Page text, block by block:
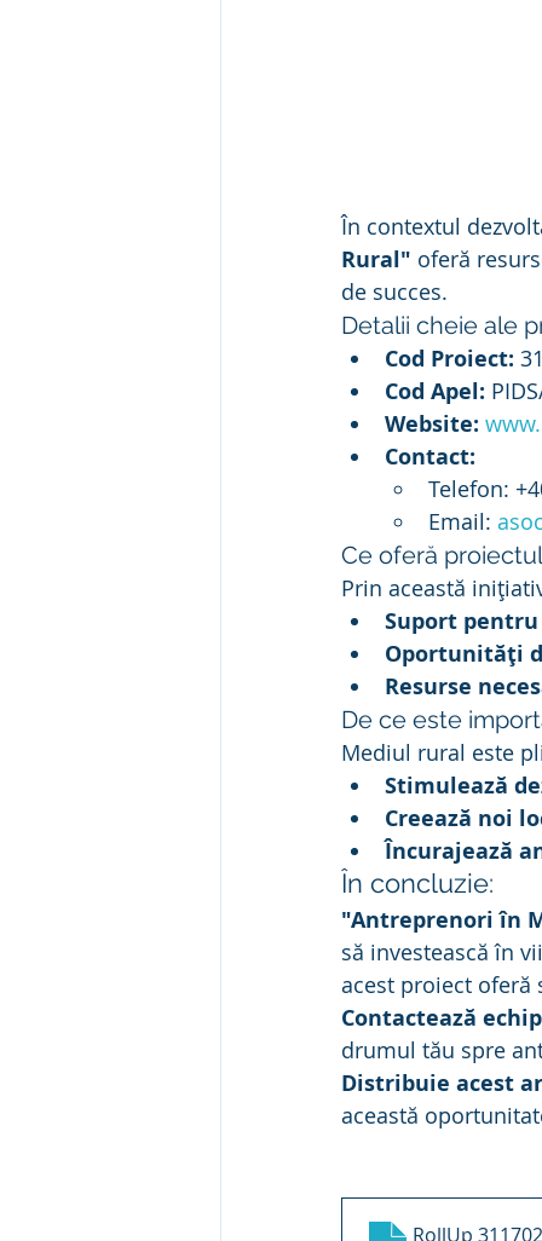
În contextul
Rural" oferă
de succes.
Detalii cheie ale
Cod Proiect:
Cod Apel:
Website:
Contact:
Telefon:
Email:
Ce oferă
Prin această
Suport
Oportunități
Resurse
De ce este
Mediul rural este
Stimulează
Creează noi
Încurajează
În concluzie:
"Antreprenori în
să investească în
acest proiect oferă
Contactează
drumul tău spre
Distribuie acest
această
RollUp 311702